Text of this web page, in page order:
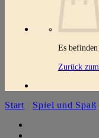
Es
Zurück
Start Spiel und Spaß